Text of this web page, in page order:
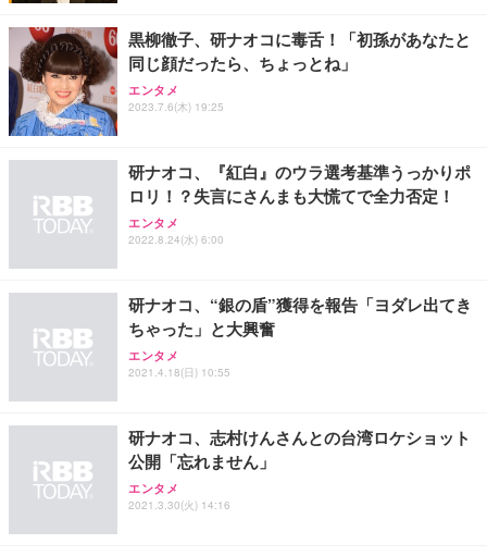
務用 おしゃれ パソコンチェア (ホワイト)
ANDWINT オフィスチェア デスクチェア 肘なし メ
ッシュ 通気性 ランバーサポート付き 腰サポート ガ
ス圧無段階昇降 360度回転 キャスター付き コンパク
【MiniLED/24.5inch/280Hz/FHD】GRAPHT THE S
HOOTER Gaming Monitor 24” Essential ゲーミン
グモニター QD 24.5インチ 1ms FHD 量子ドット 残
アイリスオーヤマ ペットシーツ 超厚型 お徳用 レギ
ュラー 200枚入【Amazon.co.jp限定】
黒柳徹子、研ナオコに毒舌！「初孫があなたと
同じ顔だったら、ちょっとね」
エンタメ
2023.7.6(木) 19:25
研ナオコ、『紅白』のウラ選考基準うっかりポ
ロリ！？失言にさんまも大慌てで全力否定！
エンタメ
2022.8.24(水) 6:00
研ナオコ、“銀の盾”獲得を報告「ヨダレ出てき
ちゃった」と大興奮
エンタメ
2021.4.18(日) 10:55
研ナオコ、志村けんさんとの台湾ロケショット
公開「忘れません」
エンタメ
2021.3.30(火) 14:16